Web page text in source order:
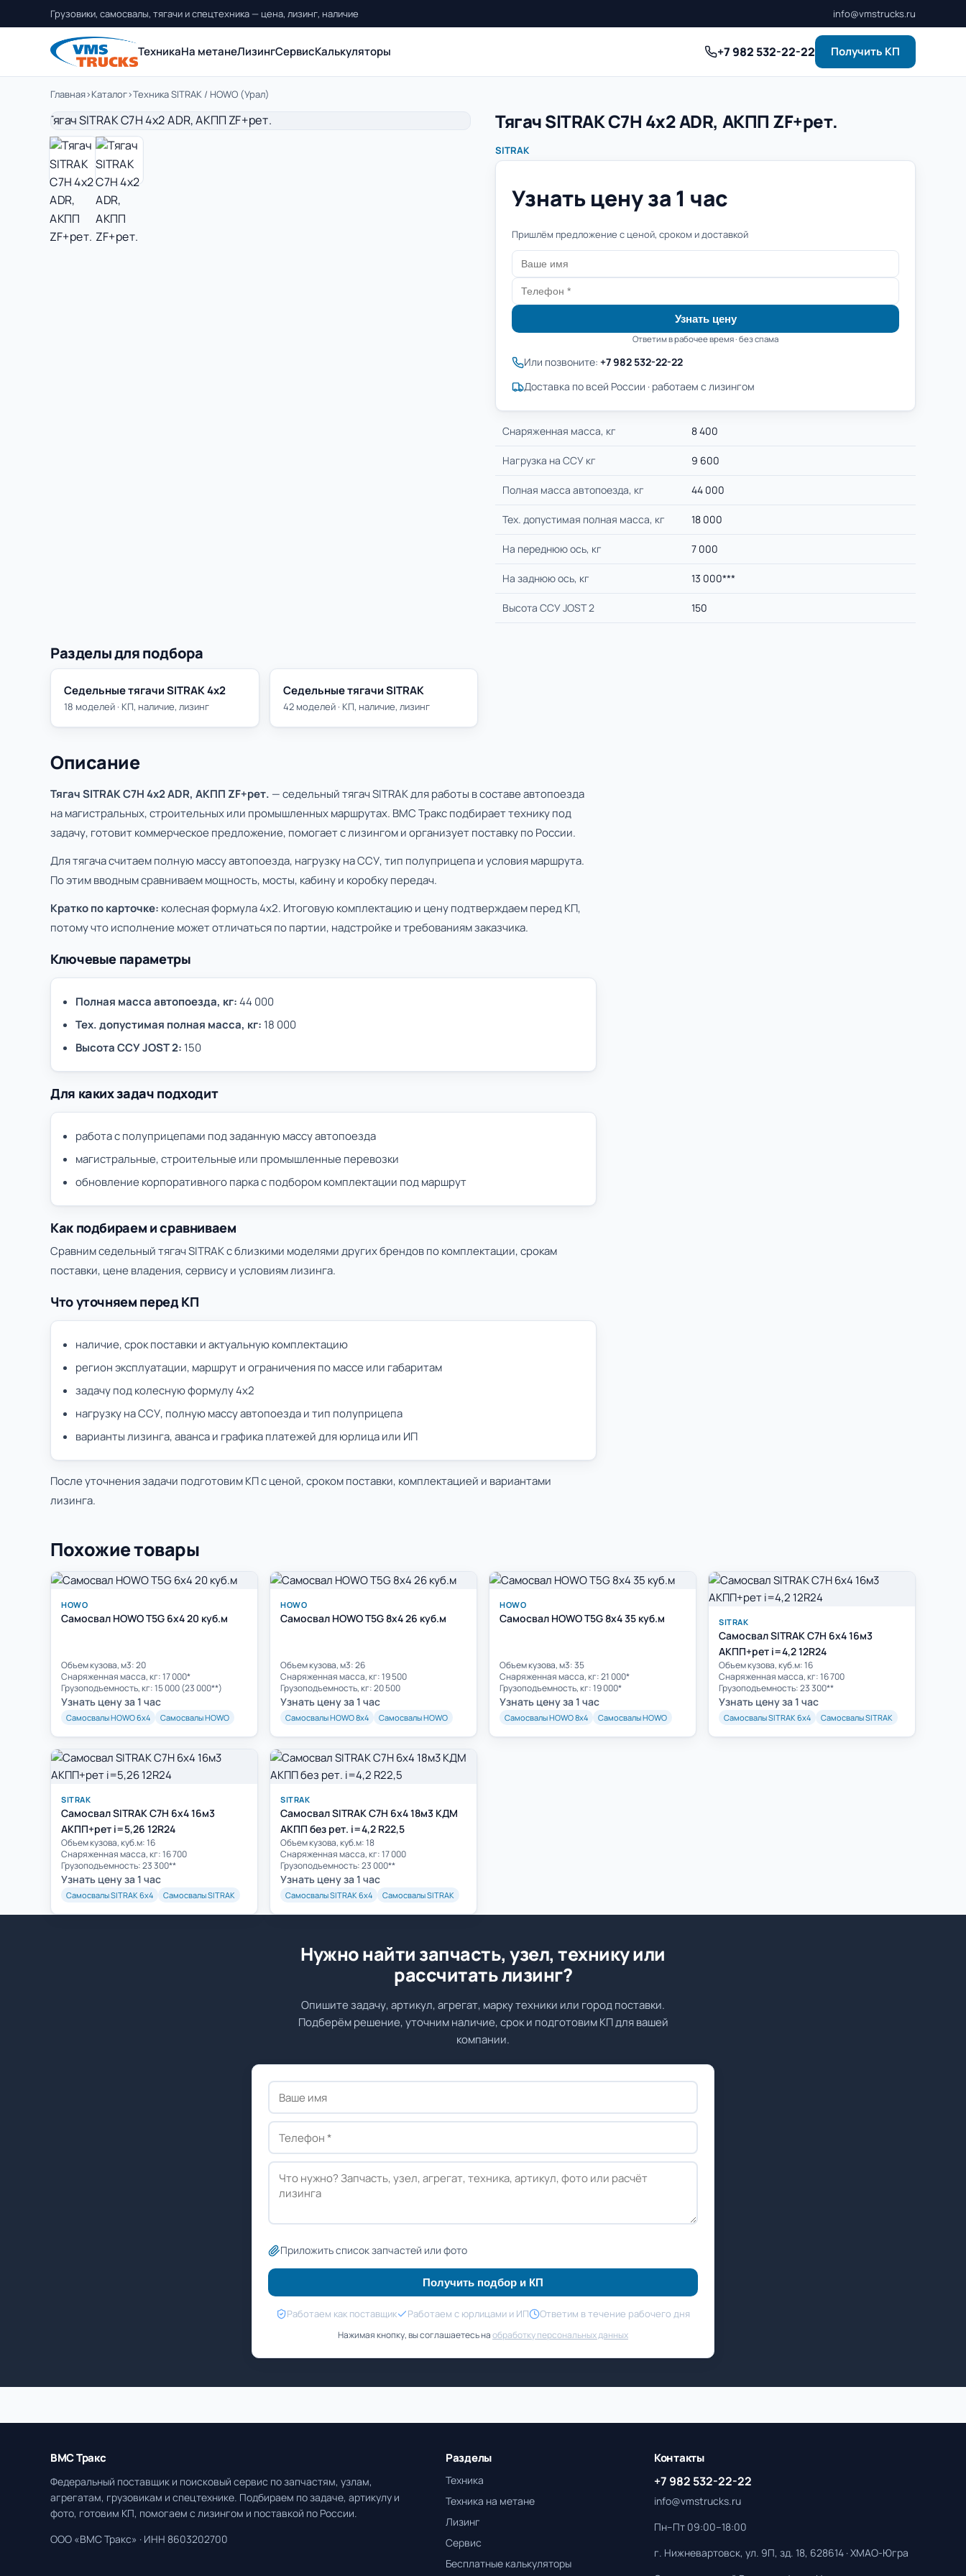
Грузовики, самосвалы, тягачи и спецтехника — цена, лизинг, наличие info@vmstrucks.ru
ТехникаНа метанеЛизингСервисКалькуляторы +7 982 532-22-22 Получить КП
Главная›Каталог›Техника SITRAK / HOWO (Урал)
Тягач SITRAK C7H 4x2 ADR, АКПП ZF+рет.
SITRAK
Узнать цену за 1 час
Пришлём предложение с ценой, сроком и доставкой
Узнать цену
Ответим в рабочее время · без спама
Или позвоните: +7 982 532-22-22
Доставка по всей России · работаем с лизингом
Cнаряженная масса, кг 8 400
Нагрузка на ССУ кг 9 600
Полная масса автопоезда, кг 44 000
Тех. допустимая полная масса, кг 18 000
На переднюю ось, кг 7 000
На заднюю ось, кг 13 000***
Высота ССУ JOST 2 150
Разделы для подбора
Седельные тягачи SITRAK 4х2
18 моделей · КП, наличие, лизинг
Седельные тягачи SITRAK
42 моделей · КП, наличие, лизинг
Описание
Тягач SITRAK C7H 4x2 ADR, АКПП ZF+рет. — седельный тягач SITRAK для работы в составе автопоезда
на магистральных, строительных или промышленных маршрутах. ВМС Тракс подбирает технику под
задачу, готовит коммерческое предложение, помогает с лизингом и организует поставку по России.
Для тягача считаем полную массу автопоезда, нагрузку на ССУ, тип полуприцепа и условия маршрута.
По этим вводным сравниваем мощность, мосты, кабину и коробку передач.
Кратко по карточке: колесная формула 4х2. Итоговую комплектацию и цену подтверждаем перед КП,
потому что исполнение может отличаться по партии, надстройке и требованиям заказчика.
Ключевые параметры
Полная масса автопоезда, кг:44 000
Тех. допустимая полная масса, кг: 18 000
Высота ССУ JOST 2: 150
Для каких задач подходит
работа с полуприцепами под заданную массу автопоезда
магистральные, строительные или промышленные перевозки
обновление корпоративного парка с подбором комплектации под маршрут
Как подбираем и сравниваем
Сравним седельный тягач SITRAK с близкими моделями других брендов по комплектации, срокам
поставки, цене владения, сервису и условиям лизинга.
Что уточняем перед КП
наличие, срок поставки и актуальную комплектацию
регион эксплуатации, маршрут и ограничения по массе или габаритам
задачу под колесную формулу 4х2
нагрузку на ССУ, полную массу автопоезда и тип полуприцепа
варианты лизинга, аванса и графика платежей для юрлица или ИП
После уточнения задачи подготовим КП с ценой, сроком поставки, комплектацией и вариантами
лизинга.
Похожие товары
HOWO
Самосвал HOWO T5G 6x4 20 куб.м
Объем кузова, м3: 20
Cнаряженная масса, кг: 17 000*
Грузоподъемность, кг: 15 000 (23 000**)
Узнать цену за 1 час
Самосвалы HOWO 6х4 Самосвалы HOWO
HOWO
Самосвал HOWO T5G 8х4 26 куб.м
Объем кузова, м3: 26
Cнаряженная масса, кг: 19 500
Грузоподъемность, кг: 20 500
Узнать цену за 1 час
Самосвалы HOWO 8х4 Самосвалы HOWO
HOWO
Самосвал HOWO T5G 8х4 35 куб.м
Объем кузова, м3: 35
Cнаряженная масса, кг: 21 000*
Грузоподъемность, кг: 19 000*
Узнать цену за 1 час
Самосвалы HOWO 8х4 Самосвалы HOWO
SITRAK
Самосвал SITRAK C7H 6x4 16м3
АКПП+рет i=4,2 12R24
Объем кузова, куб.м: 16
Cнаряженная масса, кг: 16 700
Грузоподъемность: 23 300**
Узнать цену за 1 час
Самосвалы SITRAK 6х4 Самосвалы SITRAK
SITRAK
Самосвал SITRAK C7H 6x4 16м3
АКПП+рет i=5,26 12R24
Объем кузова, куб.м: 16
Cнаряженная масса, кг: 16 700
Грузоподъемность: 23 300**
Узнать цену за 1 час
Самосвалы SITRAK 6х4 Самосвалы SITRAK
SITRAK
Самосвал SITRAK C7H 6x4 18м3 КДМ
АКПП без рет. i=4,2 R22,5
Объем кузова, куб.м: 18
Cнаряженная масса, кг: 17 000
Грузоподъемность: 23 000**
Узнать цену за 1 час
Самосвалы SITRAK 6х4 Самосвалы SITRAK
Нужно найти запчасть, узел, технику или
рассчитать лизинг?
Опишите задачу, артикул, агрегат, марку техники или город поставки.
Подберём решение, уточним наличие, срок и подготовим КП для вашей
компании.
Приложить список запчастей или фото
Получить подбор и КП
Работаем как поставщик Работаем с юрлицами и ИП Ответим в течение рабочего дня
Нажимая кнопку, вы соглашаетесь наобработку персональных данных
ВМС Тракс
Федеральный поставщик и поисковый сервис по запчастям, узлам,
агрегатам, грузовикам и спецтехнике. Подбираем по задаче, артикулу и
фото, готовим КП, помогаем с лизингом и поставкой по России.
ООО «ВМС Тракс» · ИНН 8603202700
Разделы
Техника
Техника на метане
Лизинг
Сервис
Бесплатные калькуляторы
Контакты
+7 982 532-22-22
info@vmstrucks.ru
Пн–Пт 09:00–18:00
г. Нижневартовск, ул. 9П, зд. 18, 628614 · ХМАО-Югра